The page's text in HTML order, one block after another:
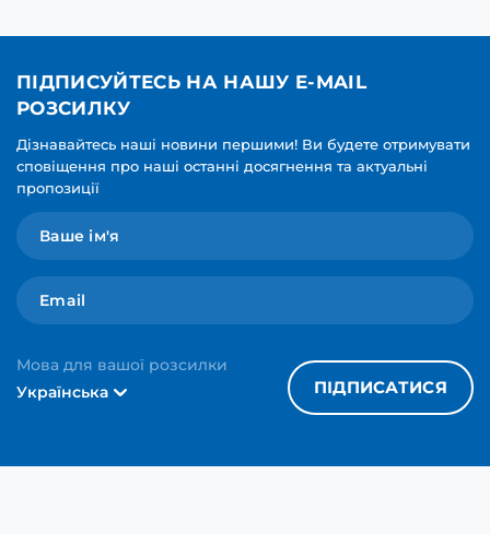
ПІДПИСУЙТЕСЬ НА НАШУ E-MAIL
РОЗСИЛКУ
Дізнавайтесь наші новини першими! Ви будете отримувати
сповіщення про наші останні досягнення та актуальні
пропозиції
Мова для вашої розсилки
Українська
ПІДПИСАТИСЯ